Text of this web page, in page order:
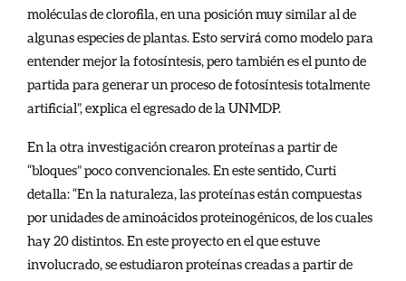
moléculas de clorofila, en una posición muy similar al de
algunas especies de plantas. Esto servirá como modelo para
entender mejor la fotosíntesis, pero también es el punto de
partida para generar un proceso de fotosíntesis totalmente
artificial”, explica el egresado de la UNMDP.
En la otra investigación crearon proteínas a partir de
“bloques” poco convencionales. En este sentido, Curti
detalla: “En la naturaleza, las proteínas están compuestas
por unidades de aminoácidos proteinogénicos, de los cuales
hay 20 distintos. En este proyecto en el que estuve
involucrado, se estudiaron proteínas creadas a partir de